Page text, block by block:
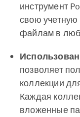
инструмент
свою учетную
файлам в
позволяет
коллекции
Каждая
вложенные